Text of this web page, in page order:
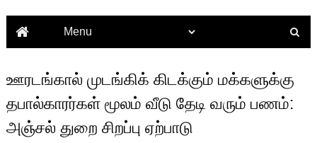
ஊரடங்கால் முடங்கிக் கிடக்கும் மக்களுக்கு
தபால்காரர்கள் மூலம் வீடு தேடி வரும் பணம்:
அஞ்சல் துறை சிறப்பு ஏற்பாடு